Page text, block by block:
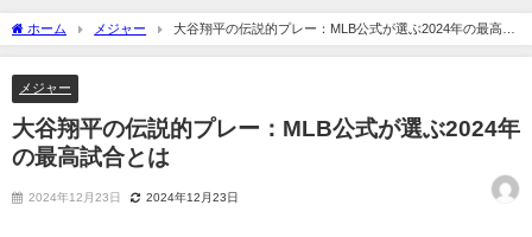
ホーム メジャー
大谷翔平の伝説的プレー：MLB公式が選ぶ2024年の最高試
合とは
メジャー
大谷翔平の伝説的プレー：MLB公式が選ぶ2024年
の最高試合とは
2024年12月23日 2024年12月23日